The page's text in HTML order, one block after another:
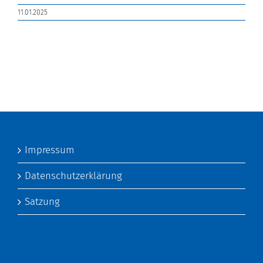
11.01.2025
Impressum
Datenschutzerklärung
Satzung